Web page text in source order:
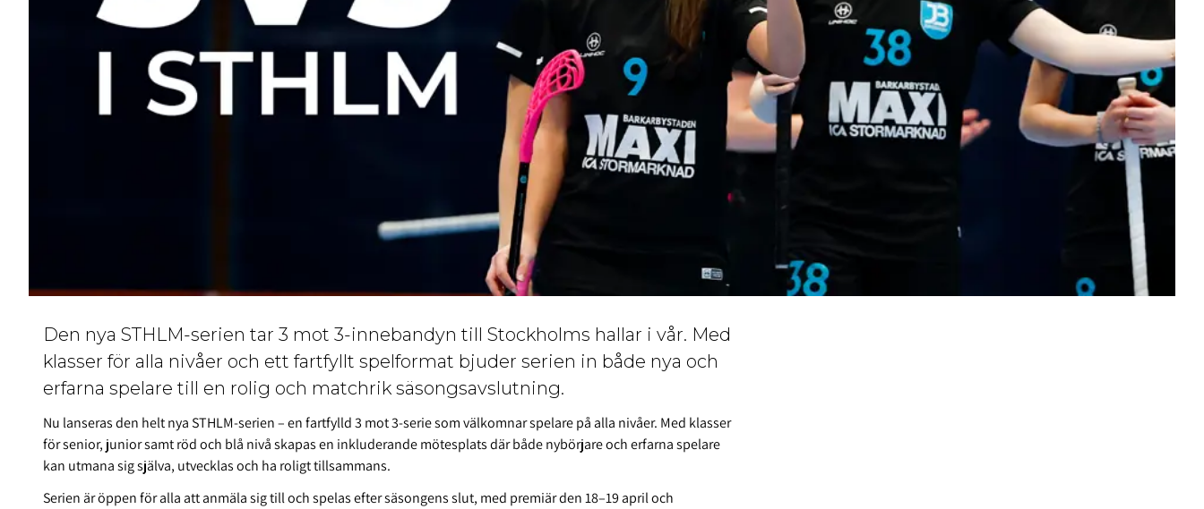
Den nya STHLM-serien tar 3 mot 3-innebandyn till Stockholms hallar i vår. Med
klasser för alla nivåer och ett fartfyllt spelformat bjuder serien in både nya och
erfarna spelare till en rolig och matchrik säsongsavslutning.
Nu lanseras den helt nya STHLM-serien – en fartfylld 3 mot 3-serie som välkomnar spelare på alla nivåer. Med klasser
för senior, junior samt röd och blå nivå skapas en inkluderande mötesplats där både nybörjare och erfarna spelare
kan utmana sig själva, utvecklas och ha roligt tillsammans.
Serien är öppen för alla att anmäla sig till och spelas efter säsongens slut, med premiär den 18–19 april och